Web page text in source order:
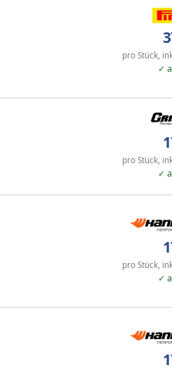
pro Stück,
✓
pro Stück,
✓
pro Stück,
✓